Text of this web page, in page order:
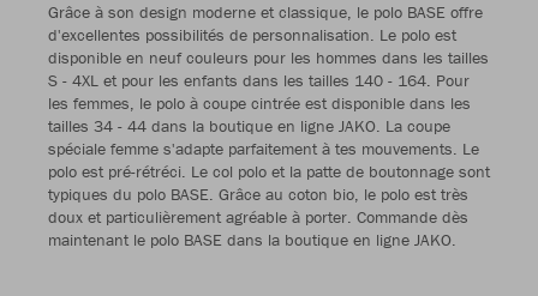
Grâce à son design moderne et classique, le polo BASE offre
d'excellentes possibilités de personnalisation. Le polo est
disponible en neuf couleurs pour les hommes dans les tailles
S - 4XL et pour les enfants dans les tailles 140 - 164. Pour
les femmes, le polo à coupe cintrée est disponible dans les
tailles 34 - 44 dans la boutique en ligne JAKO. La coupe
spéciale femme s'adapte parfaitement à tes mouvements. Le
polo est pré-rétréci. Le col polo et la patte de boutonnage sont
typiques du polo BASE. Grâce au coton bio, le polo est très
doux et particulièrement agréable à porter. Commande dès
maintenant le polo BASE dans la boutique en ligne JAKO.